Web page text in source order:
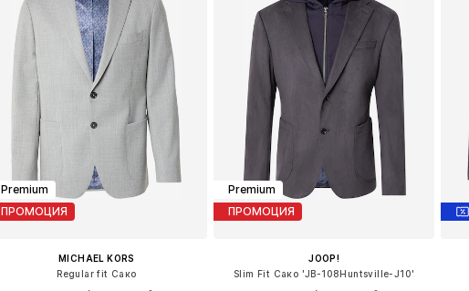
Premium
ПРОМОЦИЯ
MICHAEL KORS
Regular fit Сако
Premium
ПРОМОЦИЯ
JOOP!
Slim Fit Сако 'JB-108Huntsville-J10'